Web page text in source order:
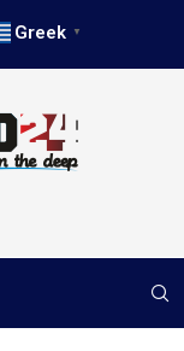
Greek ▼